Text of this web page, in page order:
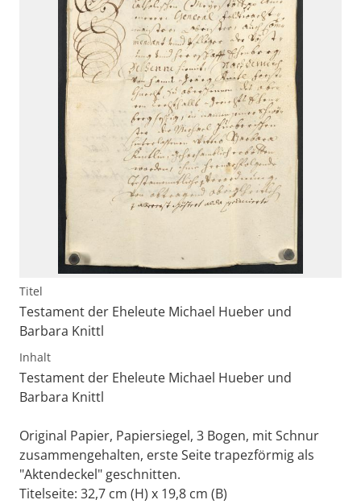
Titel
Testament der Eheleute Michael Hueber und
Barbara Knittl
Inhalt
Testament der Eheleute Michael Hueber und
Barbara Knittl
Original Papier, Papiersiegel, 3 Bogen, mit Schnur
zusammengehalten, erste Seite trapezförmig als
"Aktendeckel" geschnitten.
Titelseite: 32,7 cm (H) x 19,8 cm (B)